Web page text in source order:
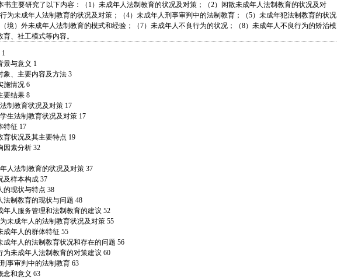
主要研究了以下内容：（1）未成年人法制教育的状况及对策；（2）闲散未成年人法制教育的状况及对
为未成年人法制教育的状况及对策；（4）未成年人刑事审判中的法制教育；（5）未成年犯法制教育的状况
境）外未成年人法制教育的模式和经验；（7）未成年人不良行为的状况；（8）未成年人不良行为的矫治模
、社工模式等内容。
景与意义 1
象、主要内容及方法 3
施情况 6
要结果 8
制教育状况及对策 17
生法制教育状况及对策 17
特征 17
育状况及其主要特点 19
因素分析 32
人法制教育的状况及对策 37
及样本构成 37
的现状与特点 38
法制教育的现状与问题 48
年人服务管理和法制教育的建议 52
未成年人的法制教育状况及对策 55
成年人的群体特征 55
成年人的法制教育状况和存在的问题 56
为未成年人法制教育的对策建议 60
事审判中的法制教育 63
念和意义 63